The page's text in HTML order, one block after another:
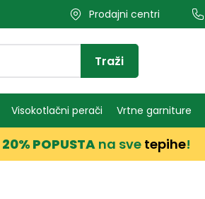
Prodajni centri
Traži
Visokotlačni perači Vrtne garniture
20% POPUSTA na sve tepihe!